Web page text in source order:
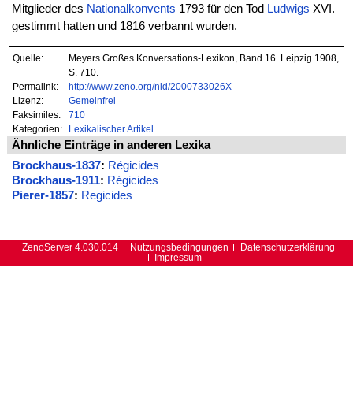
Mitglieder des Nationalkonvents 1793 für den Tod Ludwigs XVI.
gestimmt hatten und 1816 verbannt wurden.
Quelle:
Meyers Großes Konversations-Lexikon, Band 16. Leipzig 1908,
S. 710.
Permalink:
http://www.zeno.org/nid/2000733026X
Lizenz:
Gemeinfrei
Faksimiles:
710
Kategorien:
Lexikalischer Artikel
Ähnliche Einträge in anderen Lexika
Brockhaus-1837: Régicides
Brockhaus-1911: Régicides
Pierer-1857: Regicides
ZenoServer 4.030.014 Nutzungsbedingungen
Datenschutzerklärung
Impressum